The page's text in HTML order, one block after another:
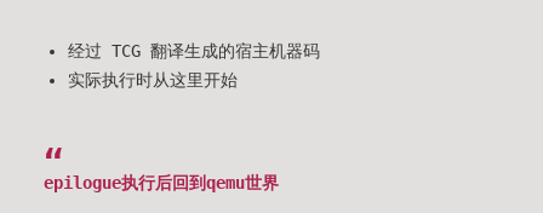
经过 TCG 翻译生成的宿主机器码
实际执行时从这里开始
epilogue执行后回到qemu世界